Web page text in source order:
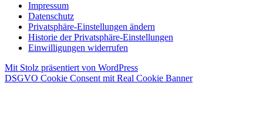
Impressum
Datenschutz
Privatsphäre-Einstellungen ändern
Historie der Privatsphäre-Einstellungen
Einwilligungen widerrufen
Mit Stolz präsentiert von WordPress
DSGVO Cookie Consent mit Real Cookie Banner